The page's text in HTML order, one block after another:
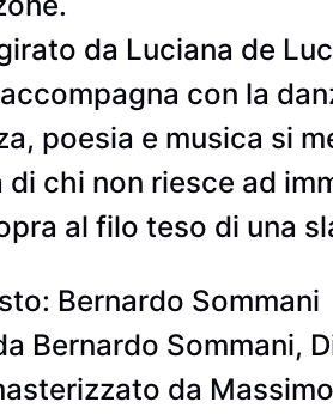
da Luciana de
con la
poesia e musica si
chi non riesce ad
al filo teso di una
Bernardo Sommani
Bernardo Sommani,
da